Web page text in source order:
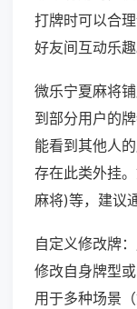
打牌时可以合
好友间互动乐趣
微乐宁夏麻将
到部分用户的
能看到其他人
存在此类外挂
麻将)等，建议
自定义修改牌
修改自身牌型
用于多种场景